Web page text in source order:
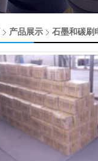
产品展示 石墨和碳刷